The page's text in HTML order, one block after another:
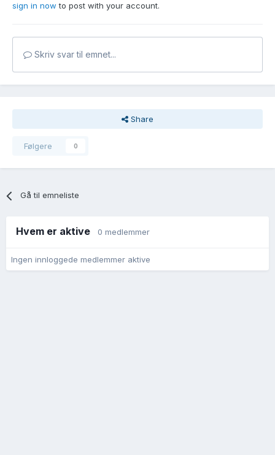
sign in now to post with your account.
Skriv svar til emnet...
Share
Følgere 0
Gå til emneliste
Hvem er aktive 0 medlemmer
Ingen innloggede medlemmer aktive